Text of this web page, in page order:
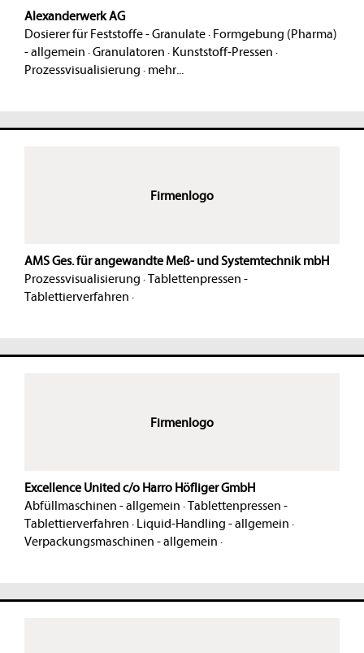
Alexanderwerk AG
Dosierer für Feststoffe - Granulate· Formgebung (Pharma)
- allgemein ·Granulatoren · Kunststoff-Pressen ·
Prozessvisualisierung · mehr...
Firmenlogo
AMS Ges. für angewandte Meß- und Systemtechnik mbH
Prozessvisualisierung ·Tablettenpressen -
Tablettierverfahren ·
Firmenlogo
Excellence United c/o Harro Höfliger GmbH
Abfüllmaschinen - allgemein ·Tablettenpressen -
Tablettierverfahren · Liquid-Handling - allgemein ·
Verpackungsmaschinen - allgemein ·